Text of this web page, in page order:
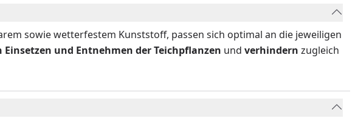
sowie wetterfestem Kunststoff, passen sich optimal an die jeweiligen
Einsetzen und Entnehmen der Teichpflanzen und verhindern zugleich